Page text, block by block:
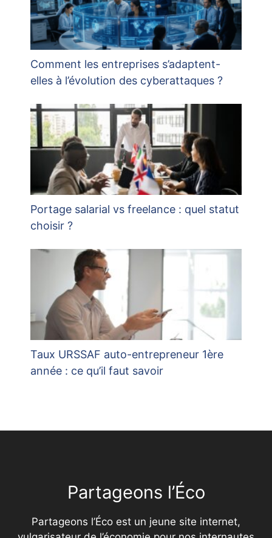
Comment les entreprises s’adaptent-
elles à l’évolution des cyberattaques ?
Portage salarial vs freelance : quel statut
choisir ?
Taux URSSAF auto-entrepreneur 1ère
année : ce qu’il faut savoir
Partageons l’Éco
Partageons l’Éco est un jeune site internet,